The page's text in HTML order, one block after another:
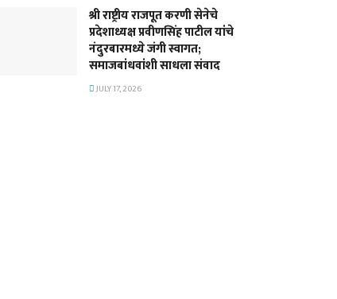
श्री राष्ट्रीय राजपूत करणी सेनेचे
प्रदेशाध्यक्ष प्रवीणसिंह पाटील यांचे
नंदुरबारमध्ये जंगी स्वागत;
समाजबांधवांशी साधला संवाद
JULY 17, 2026